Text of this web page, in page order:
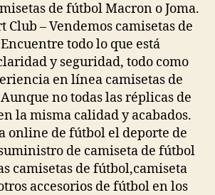
de fútbol Macron o Joma.
Club – Vendemos camisetas de
todo lo que está
y seguridad, todo como
en línea camisetas de
no todas las réplicas de
la misma calidad y acabados.
online de fútbol el deporte de
de camiseta de fútbol
camisetas de fútbol,camiseta
accesorios de fútbol en los